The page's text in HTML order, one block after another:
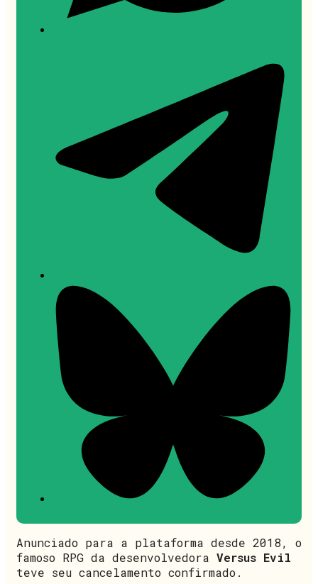
Anunciado para a plataforma desde 2018, o
famoso RPG da desenvolvedora Versus Evil
teve seu cancelamento confirmado.